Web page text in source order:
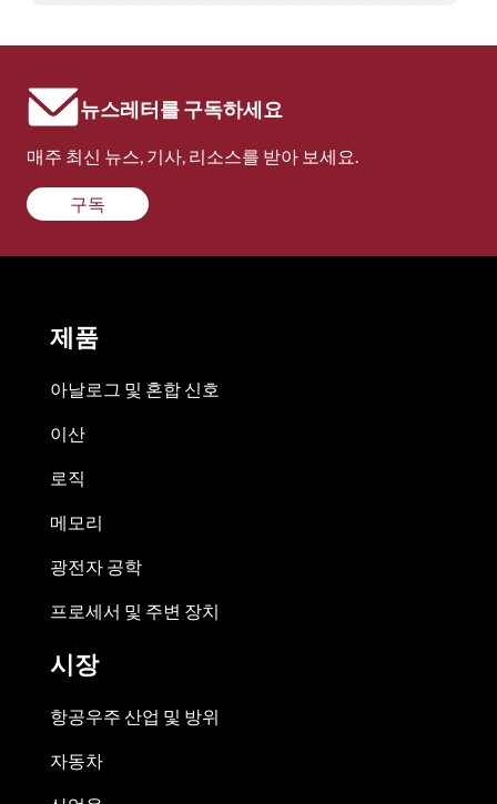
뉴스레터를 구독하세요
매주 최신 뉴스, 기사, 리소스를 받아 보세요.
구독
제품
아날로그 및 혼합 신호
이산
로직
메모리
광전자 공학
프로세서 및 주변 장치
시장
항공우주 산업 및 방위
자동차